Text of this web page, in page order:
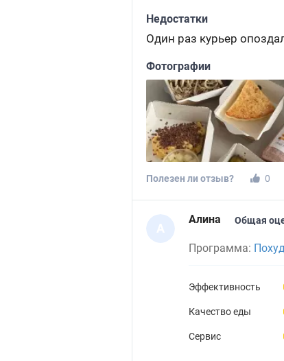
Недостатки
Один раз курьер
Фотографии
Полезен ли отзыв? 0
А
Алина Общая
Программа:
Эффективность
Качество еды
Сервис